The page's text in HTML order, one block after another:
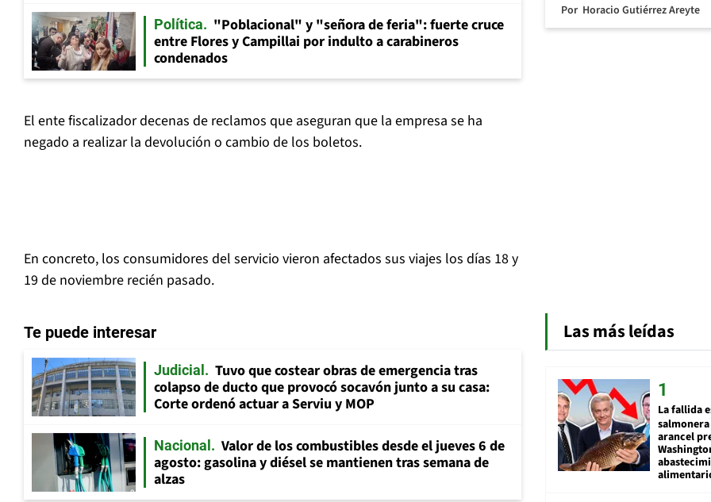
Política
"Poblacional" y "señora de feria": fuerte cruce
entre Flores y Campillai por indulto a carabineros
condenados
El ente fiscalizador decenas de reclamos que aseguran que la empresa se ha
negado a realizar la devolución o cambio de los boletos.
En concreto, los consumidores del servicio vieron afectados sus viajes los días 18 y
19 de noviembre recién pasado.
Te puede interesar
Judicial
Tuvo que costear obras de emergencia tras
colapso de ducto que provocó socavón junto a su casa:
Corte ordenó actuar a Serviu y MOP
Nacional
Valor de los combustibles desde el jueves 6 de
agosto: gasolina y diésel se mantienen tras semana de
alzas
Por Horacio Gutiérrez Areyte
Las más leídas
La fallida
arancel